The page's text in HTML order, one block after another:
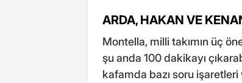
ARDA, HAKAN VE
Montella, milli takımın üç
şu anda 100 dakikayı
kafamda bazı soru